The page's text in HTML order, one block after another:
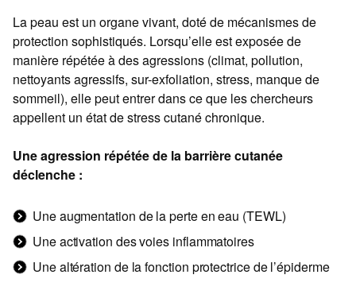
La peau est un organe vivant, doté de mécanismes de
protection sophistiqués. Lorsqu’elle est exposée de
manière répétée à des agressions (climat, pollution,
nettoyants agressifs, sur-exfoliation, stress, manque de
sommeil), elle peut entrer dans ce que les chercheurs
appellent un état de stress cutané chronique.
Une agression répétée de la barrière cutanée
déclenche :
Une augmentation de la perte en eau (TEWL)
Une activation des voies inflammatoires
Une altération de la fonction protectrice de l’épiderme